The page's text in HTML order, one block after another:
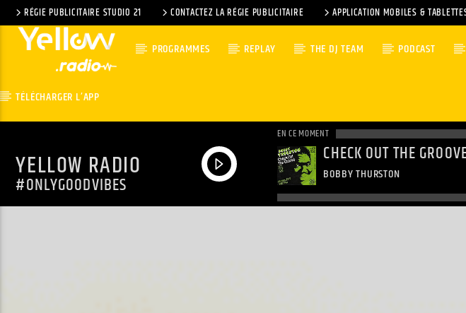
RÉGIE PUBLICITAIRE STUDIO 21 CONTACTEZ LA RÉGIE PUBLICITAIRE APPLICATION MOBILES &
PROGRAMMES REPLAY THE DJ TEAM PODCAST
TÉLÉCHARGER L’APP
YELLOW RADIO
#ONLYGOODVIBES
EN CE MOMENT
CHECK OUT THE
BOBBY THURSTON